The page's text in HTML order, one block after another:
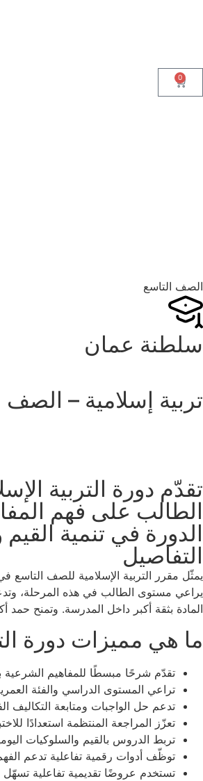
0
الصف التاسع
سلطنة عمان
تربية إسلامية – الصف
تقدّم دورة التربية
الطالب على فهم
الدورة في تنمية
التفاصيل
يمثّل مقرر التربية الإسلامية للصف
يراعي مستوى الطالب في هذه المرحلة،
المادة بثقة أكبر داخل المدرسة. وتمنح حمد
ما هي مميزات دورة
تقدّم شرحًا مبسطًا للمفاهيم
تراعي المستوى الدراسي والفئة
تدعم حل الواجبات ومتابعة التكاليف
تعزّز المراجعة المنتظمة استعدادًا
تربط الدروس بالقيم والسلوكيات
توظّف أدوات رقمية تفاعلية تدعم
تستخدم عروضًا تقديمية تفاعلية